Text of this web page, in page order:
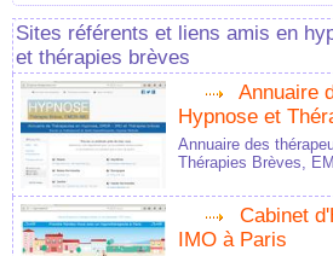
Sites référents et liens amis en
et thérapies brèves
Annuaire
Hypnose et
Annuaire des
Thérapies Brèves,
Cabinet
IMO à Paris